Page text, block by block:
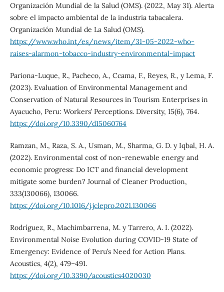
Organización Mundial de la Salud (OMS). (2022, May 31). Alerta
sobre el impacto ambiental de la industria tabacalera.
Organización Mundial de La Salud (OMS).
https://www.who.int/es/news/item/31-05-2022-who-
raises-alarmon-tobacco-industry-environmental-impact
Pariona-Luque, R., Pacheco, A., Ccama, F., Reyes, R., y Lema, F.
(2023). Evaluation of Environmental Management and
Conservation of Natural Resources in Tourism Enterprises in
Ayacucho, Peru: Workers’ Perceptions. Diversity, 15(6), 764.
https://doi.org/10.3390/d15060764
Ramzan, M., Raza, S. A., Usman, M., Sharma, G. D. y Iqbal, H. A.
(2022). Environmental cost of non-renewable energy and
economic progress: Do ICT and financial development
mitigate some burden? Journal of Cleaner Production,
333(130066), 130066.
https://doi.org/10.1016/j.jclepro.2021.130066
Rodríguez, R., Machimbarrena, M. y Tarrero, A. I. (2022).
Environmental Noise Evolution during COVID-19 State of
Emergency: Evidence of Peru’s Need for Action Plans.
Acoustics, 4(2), 479–491.
https://doi.org/10.3390/acoustics4020030